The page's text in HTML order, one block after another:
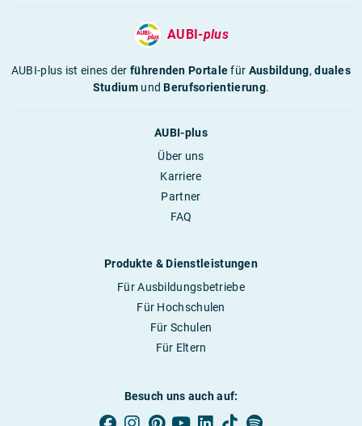
AUBI-plus
AUBI-plus ist eines derführenden Portalefür Ausbildung,duales
StudiumundBerufsorientierung.
AUBI-plus
Über uns
Karriere
Partner
FAQ
Produkte & Dienstleistungen
Für Ausbildungsbetriebe
Für Hochschulen
Für Schulen
Für Eltern
Besuch uns auch auf: